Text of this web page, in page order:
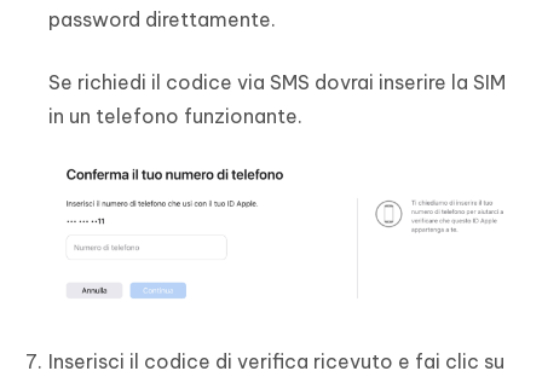
password direttamente.
Se richiedi il codice via SMS dovrai inserire la SIM
in un telefono funzionante.
Inserisci il codice di verifica ricevuto e fai clic su